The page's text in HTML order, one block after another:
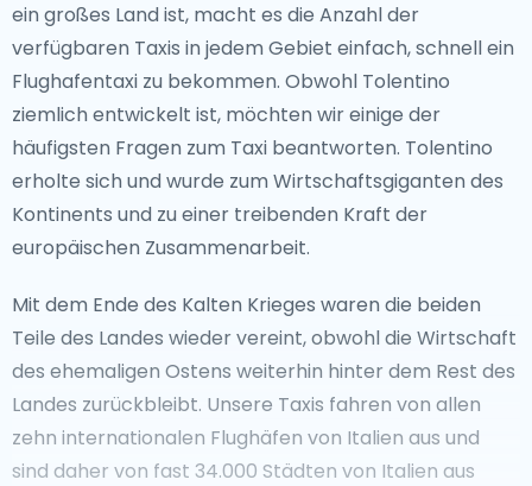
ein großes Land ist, macht es die Anzahl der
verfügbaren Taxis in jedem Gebiet einfach, schnell ein
Flughafentaxi zu bekommen. Obwohl Tolentino
ziemlich entwickelt ist, möchten wir einige der
häufigsten Fragen zum Taxi beantworten. Tolentino
erholte sich und wurde zum Wirtschaftsgiganten des
Kontinents und zu einer treibenden Kraft der
europäischen Zusammenarbeit.
Mit dem Ende des Kalten Krieges waren die beiden
Teile des Landes wieder vereint, obwohl die Wirtschaft
des ehemaligen Ostens weiterhin hinter dem Rest des
Landes zurückbleibt. Unsere Taxis fahren von allen
zehn internationalen Flughäfen von Italien aus und
sind daher von fast 34.000 Städten von Italien aus